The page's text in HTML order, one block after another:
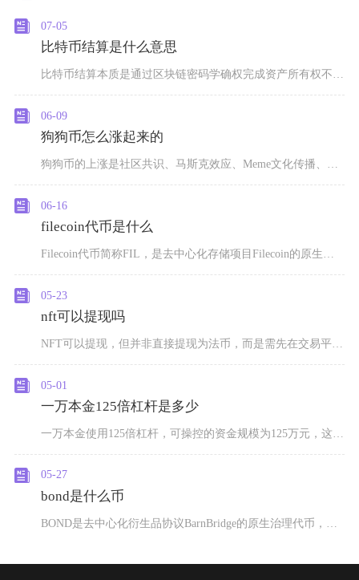
07-05
比特币结算是什么意思
比特币结算本质是通过区块链密码学确权完成资产所有权不可逆转移，彻底结清交易双方债权债务，资
06-09
狗狗币怎么涨起来的
狗狗币的上涨是社区共识、马斯克效应、Meme文化传播、市场周期与机构入局五大因素共振的结果
06-16
filecoin代币是什么
Filecoin代币简称FIL，是去中心化存储项目Filecoin的原生通证，作为IPFS
05-23
nft可以提现吗
05-01
一万本金125倍杠杆是多少
05-27
bond是什么币